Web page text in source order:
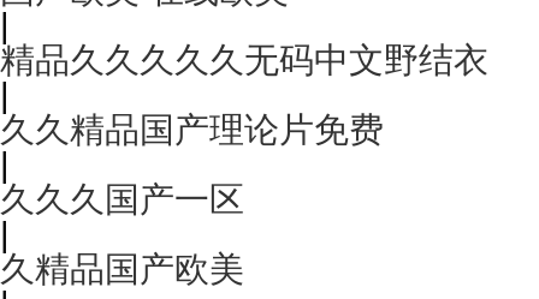
|
精品久久久久久无码中文野结衣
|
久久精品国产理论片免费
|
久久久国产一区
|
久精品国产欧美